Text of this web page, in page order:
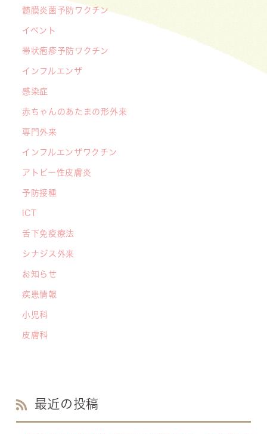
2026/05/08
【メディア・取材】４月１０日発売「子供の科
学」５月号の「なぜ？なぜ？どうして？」で大熊
ゴールデンウィーク（GW）の処方薬受け取りに
関する重要なお願い〜処方箋の有効期限は当日を
含めて「4日間」です〜
髄膜炎菌予防ワクチン
イベント
帯状疱疹予防ワクチン
インフルエンザ
感染症
赤ちゃんのあたまの形外来
専門外来
インフルエンザワクチン
アトピー性皮膚炎
予防接種
ICT
舌下免疫療法
シナジス外来
お知らせ
疾患情報
小児科
皮膚科
最近の投稿